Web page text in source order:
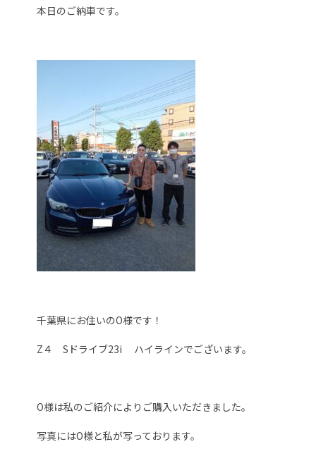
会社概要
本日のご納車です。
千葉県にお住いのO様です！
Z４ Sドライブ23i ハイラインでございます。
O様は私のご紹介によりご購入いただきました。
写真にはO様と私が写っております。